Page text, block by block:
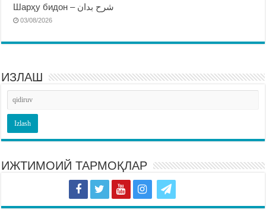
Шарҳу бидон – شرح بدان
03/08/2026
ИЗЛАШ
ИЖТИМОИЙ ТАРМОҚЛАР